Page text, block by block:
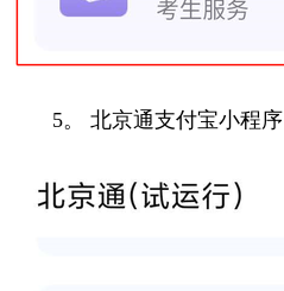
5。 北京通支付宝小程序